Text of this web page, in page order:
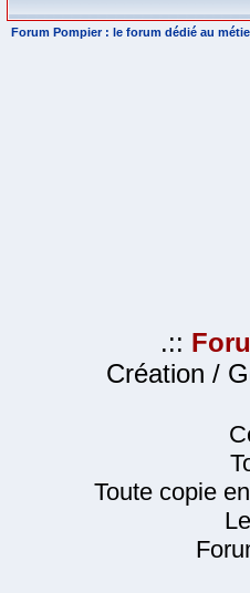
Forum Pompier : le forum dédié au
.::
Création /
Toute copie